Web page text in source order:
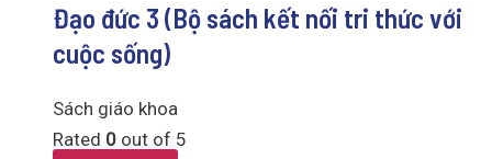
Đạo đức 3 (Bộ sách kết nối tri thức với
cuộc sống)
Sách giáo khoa
Rated 0 out of 5